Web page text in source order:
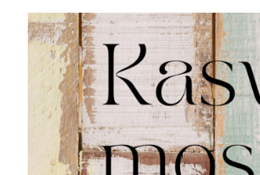
Siirry
sisältöön